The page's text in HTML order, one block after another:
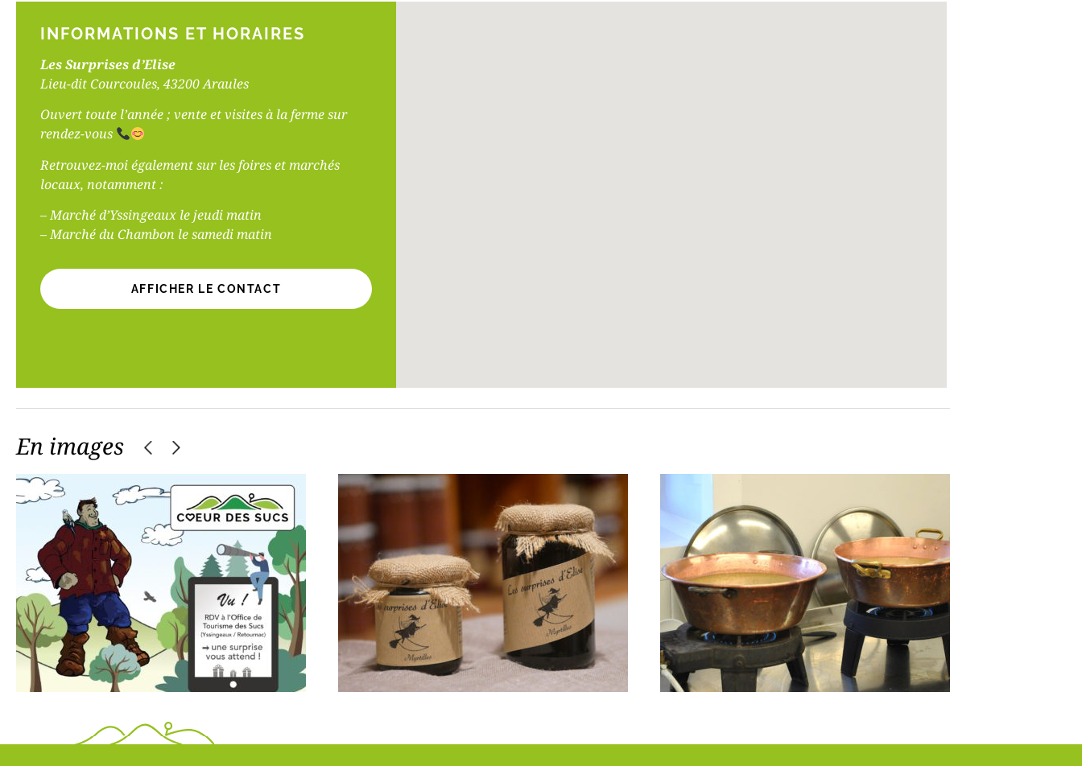
INFORMATIONS ET HORAIRES
Les Surprises d’Elise
Lieu-dit Courcoules, 43200 Araules
Ouvert toute l’année ; vente et visites à la ferme sur
rendez-vous
Retrouvez-moi également sur les foires et marchés
locaux, notamment :
– Marché d’Yssingeaux le jeudi matin
– Marché du Chambon le samedi matin
AFFICHER LE CONTACT
En images